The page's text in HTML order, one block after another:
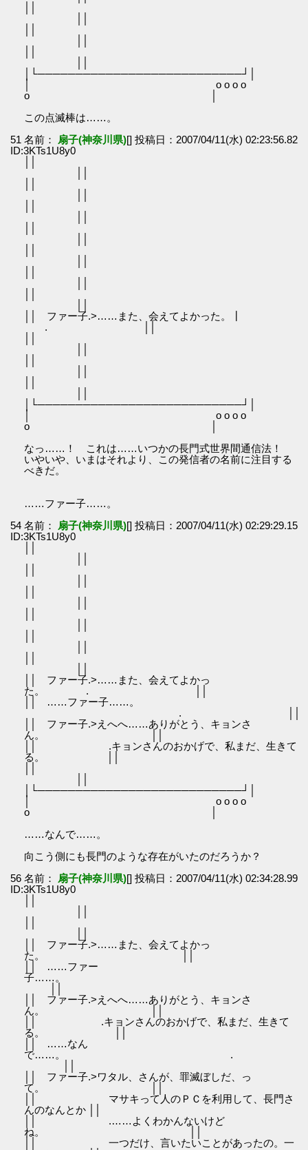
││
││
││
│└───────────────────────────┘│
│ o o o o
o │
この点滅棒は……。
51 名前：
扇子(神奈川県)[] 投稿日：2007/04/11(水) 02:23:56.82
ID:3KTs1U8y0
││
││
││
││
││
││
││
││ ファー子.>……また、会えてよかった。┃
. ││
││
││
││
│└───────────────────────────┘│
│ o o o o
o │
なっ……！ これは……いつかの長門式世界間通信法！
いやいや、いまはそれより、この発信者の名前に注目する
べきだ。
……ファー子……。
54 名前：
扇子(神奈川県)[] 投稿日：2007/04/11(水) 02:29:29.15
ID:3KTs1U8y0
││
││
││
││
││
││
││ ファー子.>……また、会えてよかっ
た。 . ││
││ ……ファー子……。
. ││
││ ファー子.>えへへ……ありがとう、キョンさ
ん。 ││
││ .キョンさんのおかげで、私まだ、生きて
る。 ││
││
│└───────────────────────────┘│
│ o o o o
o │
……なんで……。
向こう側にも長門のような存在がいたのだろうか？
56 名前：
扇子(神奈川県)[] 投稿日：2007/04/11(水) 02:34:28.99
ID:3KTs1U8y0
││
││
││ ファー子.>……また、会えてよかっ
た。 ││
││ ……ファー
子……。
││ ファー子.>えへへ……ありがとう、キョンさ
ん。 ││
││ .キョンさんのおかげで、私まだ、生きて
る。 ││
││ ……なん
で……。 .
││ ファー子.>ワタル、さんが、罪滅ぼしだ、っ
て。 ││
││ マサキって人のＰＣを利用して、長門さ
んのなんとか ││
││ .……よくわかんないけど
ね。 ││
││ 一つだけ、言いたいことがあったの。一